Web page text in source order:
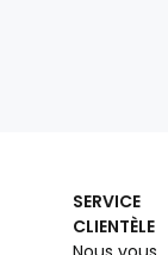
SERVICE
CLIENTÈLE